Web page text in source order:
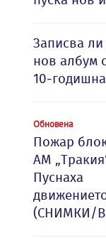
Записва
нов албум
10-
Обновена
Пожар
АМ
Пуснаха
(СНИМКИ/